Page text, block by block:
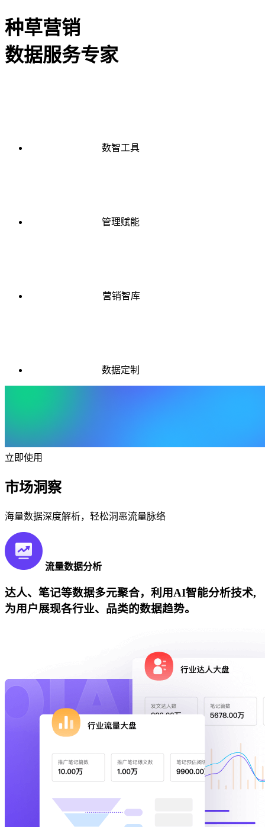
种草营销
数据服务专家
数智工具
管理赋能
营销智库
数据定制
立即使用
市场洞察
海量数据深度解析，轻松洞恶流量脉络
流量数据分析
达人、笔记等数据多元聚合，利用AI智能分析技术,
为用户展现各行业、品类的数据趋势。